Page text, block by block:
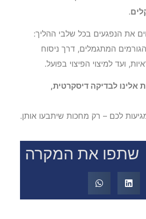
.
את הנפגעים בכל שלבי ההליך:
המתגמלים, דרך ניסוח
ועד למיצוי הפיצוי בפועל.
אלינו לבדיקה דיסקרטית,
לכם – רק מחכות שיתבעו אותן.
שתפו את המקרה